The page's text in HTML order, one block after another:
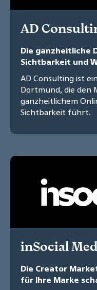
AD
Die ganzheitliche
Sichtbarkeit und
AD Consulting ist
Dortmund, die den
ganzheitlichem
Sichtbarkeit führt.
inSocial
Die Creator
für Ihre Marke